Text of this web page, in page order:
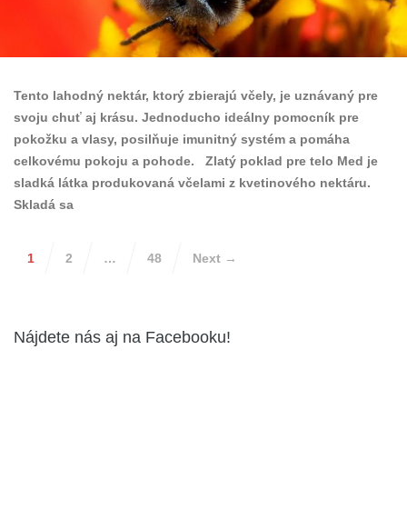
Tento lahodný nektár, ktorý zbierajú včely, je uznávaný pre
svoju chuť aj krásu. Jednoducho ideálny pomocník pre
pokožku a vlasy, posilňuje imunitný systém a pomáha
celkovému pokoju a pohode. Zlatý poklad pre telo Med je
sladká látka produkovaná včelami z kvetinového nektáru.
Skladá sa
1 2 … 48 Next →
Nájdete nás aj na Facebooku!